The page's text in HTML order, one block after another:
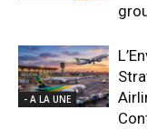
- A LA UNE